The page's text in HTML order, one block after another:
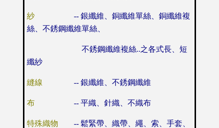
紗 -- 銀纖維、銅纖維單絲、銅纖維複
絲、 不銹鋼纖維單絲、
不銹鋼纖維複絲..之各式長、短
纖紗
縫線 -- 銀纖維、不銹鋼纖維
布 -- 平織、針織、不織布
特殊織物 -- 鬆緊帶、織帶、繩、索、手套